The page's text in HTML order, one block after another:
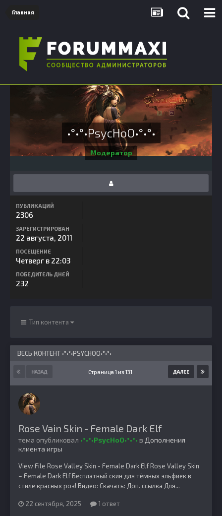
Главная
•°•°•PsycHoO•°•°•
Модератор
ПУБЛИКАЦИЙ
2306
ЗАРЕГИСТРИРОВАН
22 августа, 2011
ПОСЕЩЕНИЕ
Четверг в 22:03
ПОБЕДИТЕЛЬ ДНЕЙ
232
Тип контента
ВЕСЬ КОНТЕНТ •°•°•PSYCHOO•°•°•
НАЗАД ДАЛЕЕ
Страница 1 из 131
Rose Vain Skin - Female Dark Elf
тема опубликовал •°•°•PsycHoO•°•°• в Дополнения
клиента игры
View File Rose Valley Skin - Female Dark Elf Rose Valley Skin
– Female Dark Elf Бесплатный скин для тёмных эльфиек в
стиле красных роз! Видео: Скачать: Доп. ссылка Для...
22 сентября, 2025 1 ответ